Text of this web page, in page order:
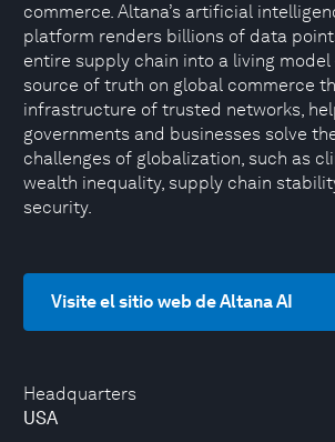
Headquarters
USA
commerce. Altana’s artificial
platform renders billions of data
entire supply chain into a living model
source of truth on global commerce
infrastructure of trusted networks,
governments and businesses solve
challenges of globalization, such as
wealth inequality, supply chain
security.
Visite el sitio web de Altana AI